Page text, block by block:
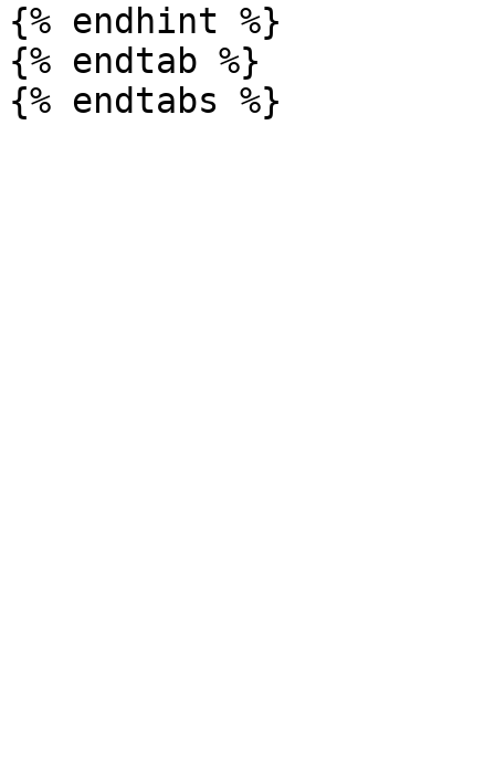
{% endhint %}
{% endtab %}